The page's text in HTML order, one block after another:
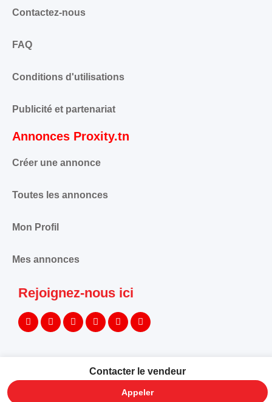
Contacter le vendeur
Appeler
Contactez-nous
FAQ
Conditions d'utilisations
Publicité et partenariat
Annonces Proxity.tn
Créer une annonce
Toutes les annonces
Mon Profil
Mes annonces
Rejoignez-nous ici
PROXITY. Tous droits réservés.